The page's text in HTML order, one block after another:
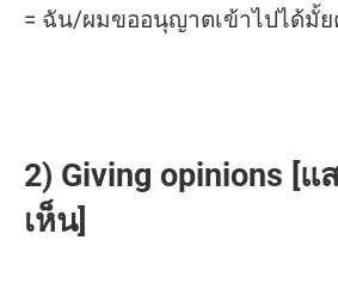
= ฉัน/ผมขออนุญาตเข้าไปได้มั้ย
2) Giving opinions [แ
เห็น]